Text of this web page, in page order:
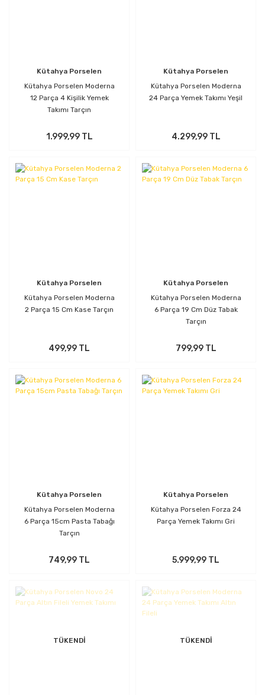
Kütahya Porselen
Kütahya Porselen Moderna
12 Parça 4 Kişilik Yemek
Takımı Tarçın
1.999,99 TL
Kütahya Porselen
Kütahya Porselen Moderna
24 Parça Yemek Takımı Yeşil
4.299,99 TL
Kütahya Porselen
Kütahya Porselen Moderna
2 Parça 15 Cm Kase Tarçın
499,99 TL
Kütahya Porselen
Kütahya Porselen Moderna
6 Parça 19 Cm Düz Tabak
Tarçın
799,99 TL
Kütahya Porselen
Kütahya Porselen Moderna
6 Parça 15cm Pasta Tabağı
Tarçın
749,99 TL
Kütahya Porselen
Kütahya Porselen Forza 24
Parça Yemek Takımı Gri
5.999,99 TL
TÜKENDİ TÜKENDİ